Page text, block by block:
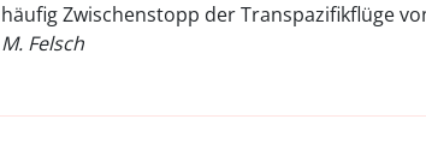
häufig Zwischenstopp der Transpazifikflüge
M. Felsch